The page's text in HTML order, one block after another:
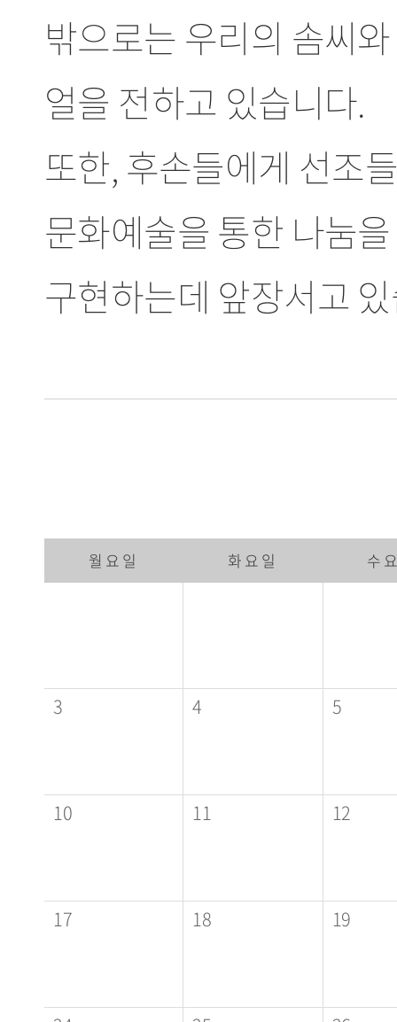
밖으로는 우리의 솜씨
얼을 전하고 있습니다.
또한, 후손들에게 선조
문화예술을 통한 나눔
구현하는데 앞장서고
월요일 화요일 수
3 4 5
10 11 12
17 18 19